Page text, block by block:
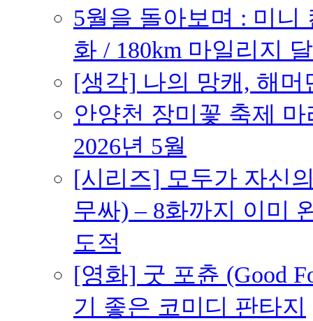
5월을 돌아보며 : 미니
화 / 180km 마일리지
[생각] 나의 망캐, 해머
안양천 장미꽃 축제
2026년 5월
[시리즈] 모두가 자신
무싸) – 8화까지 이미
도적
[영화] 굿 포츈 (Good
기 좋은 코미디 판타지